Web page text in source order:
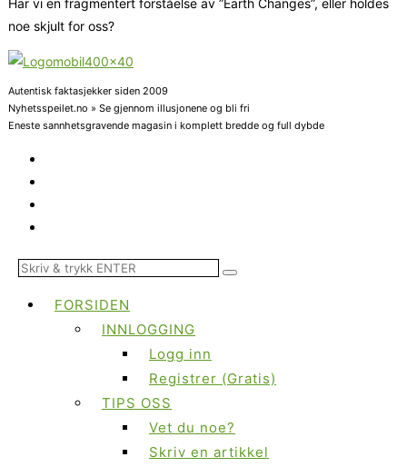
Har vi en fragmentert forståelse av ”Earth Changes”, eller holdes
noe skjult for oss?
Autentisk faktasjekker siden 2009
Nyhetsspeilet.no » Se gjennom illusjonene og bli fri
Eneste sannhetsgravende magasin i komplett bredde og full dybde
FORSIDEN
INNLOGGING
Logg inn
Registrer (Gratis)
TIPS OSS
Vet du noe?
Skriv en artikkel